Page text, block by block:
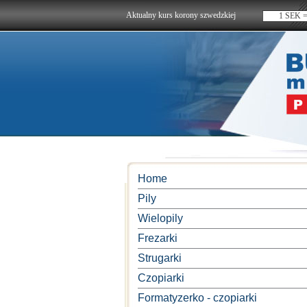
Aktualny kurs korony szwedzkiej 1 SEK
Home
Pily
Wielopily
Frezarki
Strugarki
Czopiarki
Formatyzerko - czopiarki